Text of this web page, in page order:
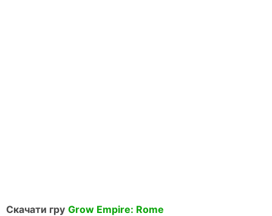
Скачати гру Grow Empire: Rome